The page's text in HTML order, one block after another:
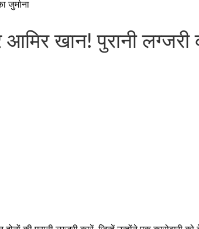
खान! पुरानी लग्जरी